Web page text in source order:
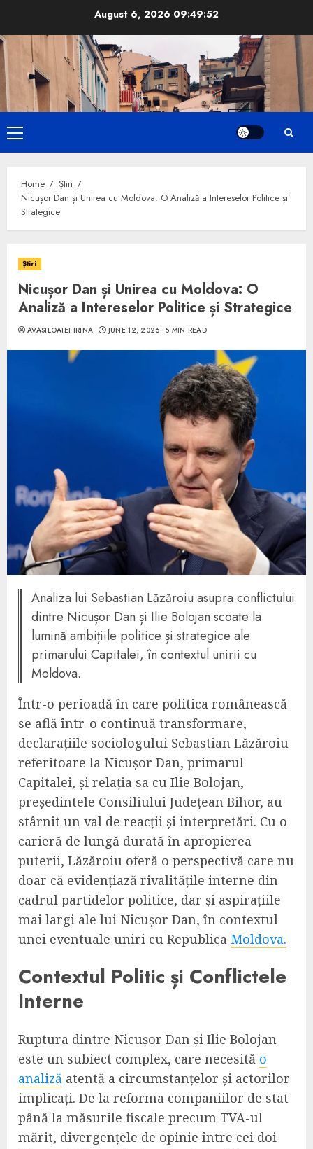
content
August 6, 2026 09:49:54
Primary
Menu
Home
Știri
Nicușor Dan și Unirea cu Moldova: O Analiză a Intereselor Politice și
Strategice
Știri
Nicușor Dan și Unirea cu Moldova: O
Analiză a Intereselor Politice și Strategice
AVASILOAIEI IRINA JUNE 12, 2026 5 MIN READ
Analiza lui Sebastian Lăzăroiu asupra conflictului
dintre Nicușor Dan și Ilie Bolojan scoate la
lumină ambițiile politice și strategice ale
primarului Capitalei, în contextul unirii cu
Moldova.
Într-o perioadă în care politica românească
se află într-o continuă transformare,
declarațiile sociologului Sebastian Lăzăroiu
referitoare la Nicușor Dan, primarul
Capitalei, și relația sa cu Ilie Bolojan,
președintele Consiliului Județean Bihor, au
stârnit un val de reacții și interpretări. Cu o
carieră de lungă durată în apropierea
puterii, Lăzăroiu oferă o perspectivă care nu
doar că evidențiază rivalitățile interne din
cadrul partidelor politice, dar și aspirațiile
mai largi ale lui Nicușor Dan, în contextul
unei eventuale uniri cu Republica Moldova.
Contextul Politic și Conflictele
Interne
Ruptura dintre Nicușor Dan și Ilie Bolojan
este un subiect complex, care necesită o
analiză atentă a circumstanțelor și actorilor
implicați. De la reforma companiilor de stat
până la măsurile fiscale precum TVA-ul
mărit, divergențele de opinie între cei doi